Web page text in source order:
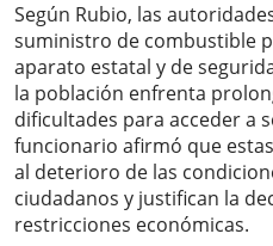
Según Rubio, las
suministro de combustible
aparato estatal y de
la población enfrenta
dificultades para acceder a
funcionario afirmó que
al deterioro de las
ciudadanos y justifican la
restricciones económicas.